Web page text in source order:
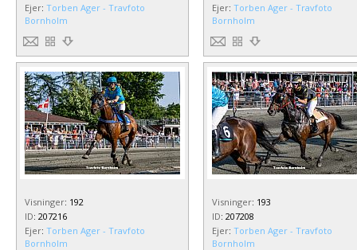
Ejer: Torben Ager - Travfoto
Bornholm
Ejer: Torben Ager - Travfoto
Bornholm
Visninger: 192
ID: 207216
Ejer: Torben Ager - Travfoto
Bornholm
Visninger: 193
ID: 207208
Ejer: Torben Ager - Travfoto
Bornholm